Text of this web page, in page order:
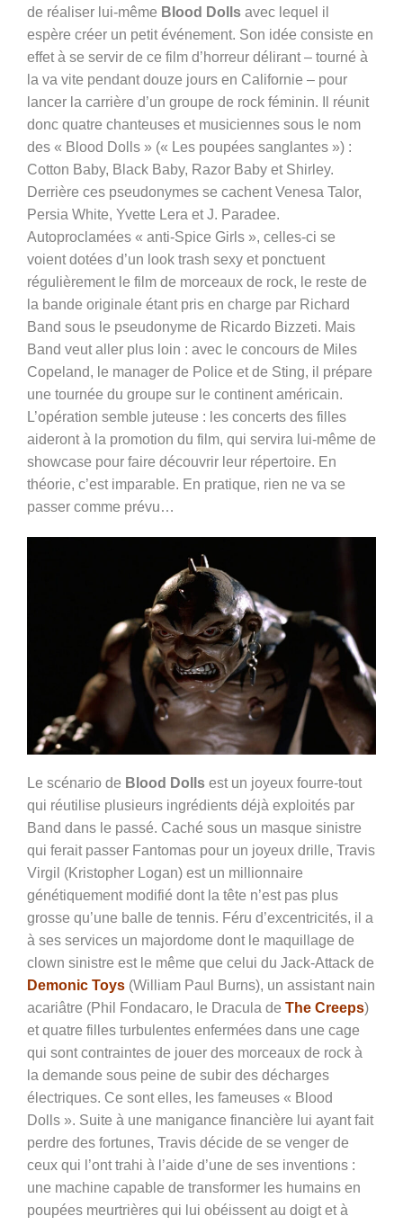
de réaliser lui-même Blood Dolls avec lequel il
espère créer un petit événement. Son idée consiste en
effet à se servir de ce film d’horreur délirant – tourné à
la va vite pendant douze jours en Californie – pour
lancer la carrière d’un groupe de rock féminin. Il réunit
donc quatre chanteuses et musiciennes sous le nom
des « Blood Dolls » (« Les poupées sanglantes ») :
Cotton Baby, Black Baby, Razor Baby et Shirley.
Derrière ces pseudonymes se cachent Venesa Talor,
Persia White, Yvette Lera et J. Paradee.
Autoproclamées « anti-Spice Girls », celles-ci se
voient dotées d’un look trash sexy et ponctuent
régulièrement le film de morceaux de rock, le reste de
la bande originale étant pris en charge par Richard
Band sous le pseudonyme de Ricardo Bizzeti. Mais
Band veut aller plus loin : avec le concours de Miles
Copeland, le manager de Police et de Sting, il prépare
une tournée du groupe sur le continent américain.
L’opération semble juteuse : les concerts des filles
aideront à la promotion du film, qui servira lui-même de
showcase pour faire découvrir leur répertoire. En
théorie, c’est imparable. En pratique, rien ne va se
passer comme prévu…
Le scénario de Blood Dolls est un joyeux fourre-tout
qui réutilise plusieurs ingrédients déjà exploités par
Band dans le passé. Caché sous un masque sinistre
qui ferait passer Fantomas pour un joyeux drille, Travis
Virgil (Kristopher Logan) est un millionnaire
génétiquement modifié dont la tête n’est pas plus
grosse qu’une balle de tennis. Féru d’excentricités, il a
à ses services un majordome dont le maquillage de
clown sinistre est le même que celui du Jack-Attack de
Demonic Toys (William Paul Burns), un assistant nain
acariâtre (Phil Fondacaro, le Dracula de The Creeps)
et quatre filles turbulentes enfermées dans une cage
qui sont contraintes de jouer des morceaux de rock à
la demande sous peine de subir des décharges
électriques. Ce sont elles, les fameuses « Blood
Dolls ». Suite à une manigance financière lui ayant fait
perdre des fortunes, Travis décide de se venger de
ceux qui l’ont trahi à l’aide d’une de ses inventions :
une machine capable de transformer les humains en
poupées meurtrières qui lui obéissent au doigt et à